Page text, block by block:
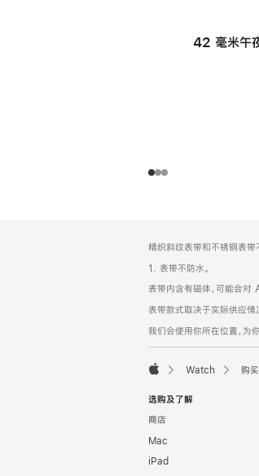
42 毫米午
页
页
脚
注
精织斜纹表带和不锈钢表带
1. 表带不防水。
表带内含有磁体，可能会
表带款式取决于实际供应情
我们会使用你所在位置，为
Watch 购
选购及了解
商店
Mac
iPad